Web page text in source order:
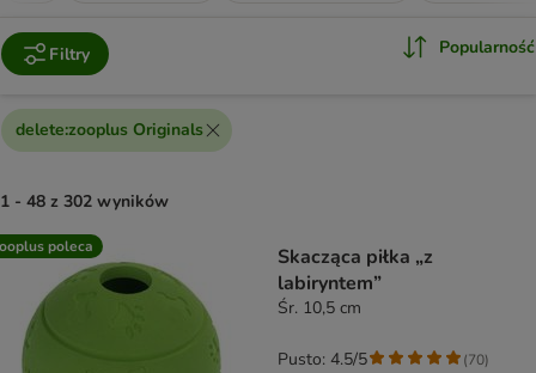
Filtry Popularność
delete:zooplus Originals
1 - 48 z 302 wyników
product items have been changed
poleca
Skacząca piłka „z
labiryntem”
Śr. 10,5 cm
Pusto: 4.5/5 (70)